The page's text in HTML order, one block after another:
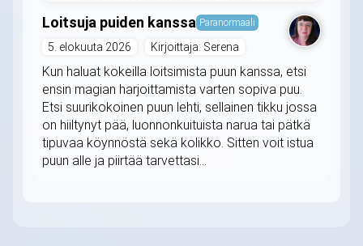
Loitsuja puiden kanssa Paranormaali
5. elokuuta 2026 Kirjoittaja: Serena
Kun haluat kokeilla loitsimista puun kanssa, etsi
ensin magian harjoittamista varten sopiva puu.
Etsi suurikokoinen puun lehti, sellainen tikku jossa
on hiiltynyt pää, luonnonkuituista narua tai pätkä
tipuvaa köynnöstä sekä kolikko. Sitten voit istua
puun alle ja piirtää tarvettasi...